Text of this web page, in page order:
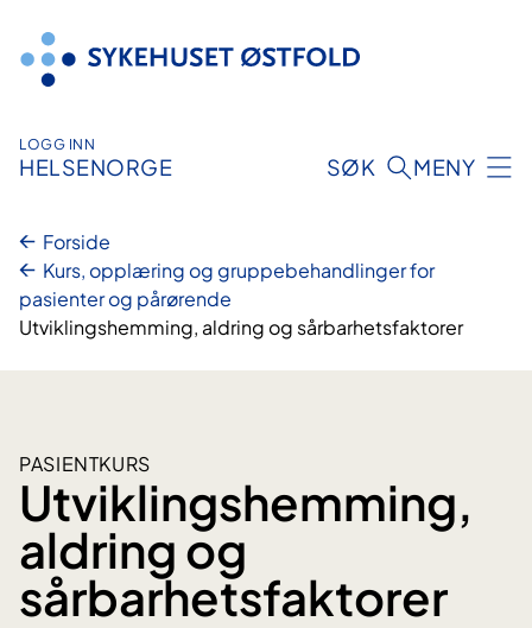
innhold
LOGG INN
HELSENORGE SØK MENY
Forside
Kurs, opplæring og gruppebehandlinger for
pasienter og pårørende
Utviklingshemming, aldring og sårbarhetsfaktorer
PASIENTKURS
Utviklingshemming,
aldring og
sårbarhetsfaktorer